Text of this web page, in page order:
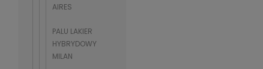
AIRES
PALU LAKIER
HYBRYDOWY
MILAN